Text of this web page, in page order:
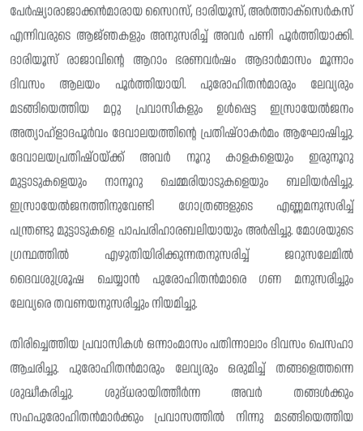
പേർഷ്യാരാജാക്കൻമാരായ സൈറസ്, ദാരിയൂസ്, അർത്താക്സെർകസ്
എന്നിവരുടെ ആജ്‌ഞകളും അനുസരിച്ച് അവർ പണി പൂർത്തിയാക്കി.
ദാരിയൂസ് രാജാവിന്റെ ആറാം ഭരണവർഷം ആദാർമാസം മൂന്നാം
ദിവസം ആലയം പൂർത്തിയായി. പുരോഹിതൻമാരും ലേവ്യരും
മടങ്ങിയെത്തിയ മറ്റു പ്രവാസികളും ഉൾപ്പെട്ട ഇസ്രായേൽജനം
അത്യാഹ്ളാദപൂർവം ദേവാലയത്തിൻ്റെ പ്രതിഷ്‌ഠാകർമം ആഘോഷിച്ചു.
ദേവാലയപ്രതിഷ്‌ഠയ്ക്ക് അവർ നൂറു കാളകളെയും ഇരുനൂറു
മുട്ടാടുകളെയും നാനൂറു ചെമ്മരിയാടുകളെയും ബലിയർപ്പിച്ചു.
ഇസ്രായേൽജനത്തിനുവേണ്ടി ഗോത്രങ്ങളുടെ എണ്ണമനുസരിച്ച്
പന്ത്രണ്ടു മുട്ടാടുകളെ പാപപരിഹാരബലിയായും അർപ്പിച്ചു. മോശയുടെ
ഗ്രന്ഥത്തിൽ എഴുതിയിരിക്കുന്നതനുസരിച്ച് ജറുസലേമിൽ
ദൈവശുശ്രൂഷ ചെയ്യാൻ പുരോഹിതൻമാരെ ഗണ മനുസരിച്ചും
ലേവ്യരെ തവണയനുസരിച്ചും നിയമിച്ചു.
തിരിച്ചെത്തിയ പ്രവാസികൾ ഒന്നാംമാസം പതിന്നാലാം ദിവസം പെസഹാ
ആചരിച്ചു. പുരോഹിതൻമാരും ലേവ്യരും ഒരുമിച്ച് തങ്ങളെത്തന്നെ
ശുദ്ധീകരിച്ചു. ശുദ്‌ധരായിത്തീർന്ന അവർ തങ്ങൾക്കും
സഹപുരോഹിതൻമാർക്കും പ്രവാസത്തിൽ നിന്നു മടങ്ങിയെത്തിയ